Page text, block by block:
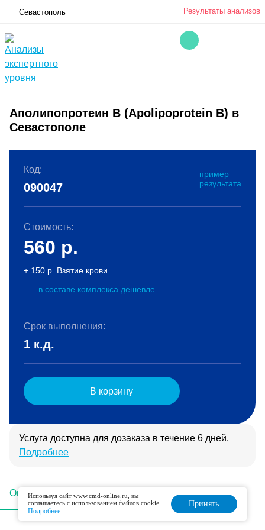
Севастополь Результаты анализов
Аполипопротеин B (Apolipoprotein B) в
Севастополе
Описание Подготовка Интерпретация
Код:
пример
результата
090047
Стоимость:
560 р.
+ 150 р. Взятие крови
в составе комплекса дешевле
Срок выполнения:
1 к.д.
В корзину
Услуга доступна для дозаказа в течение 6 дней.
Подробнее
Используя сайт www.cmd-online.ru, вы
соглашаетесь с использованием файлов cookie.
Подробнее
Принять